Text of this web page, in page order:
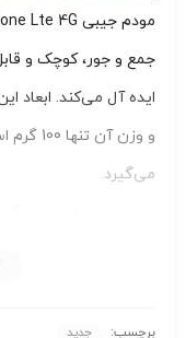
جمع‌ و جور، کوچک و
ایده‌ آل می‌کند. ابعاد این دستگاه
و وزن
می‌گیرد.
شده که اطلاعات مهمی
(SMS) را به صورت لحظه‌ ای و واضح نشان می‌دهد.برچسب: جدید